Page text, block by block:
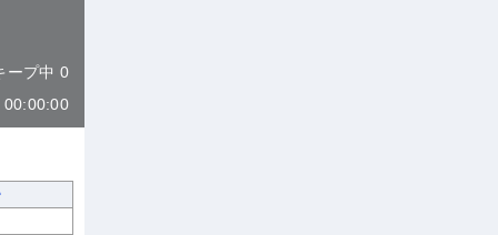
ープ中 0
00:00:00